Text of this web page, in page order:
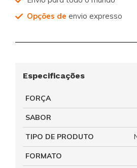
Opções de envio expresso
Especificações
FORÇA
SABOR
TIPO DE PRODUTO
FORMATO